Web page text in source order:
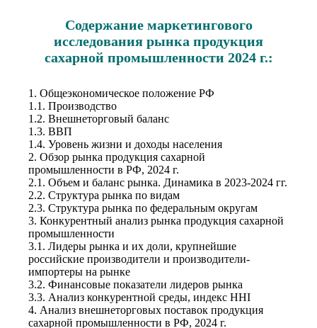
Содержание маркетингового
исследования рынка продукция
сахарной промышленности 2024 г.:
1. Общеэкономическое положение РФ
1.1. Производство
1.2. Внешнеторговый баланс
1.3. ВВП
1.4. Уровень жизни и доходы населения
2. Обзор рынка продукция сахарной
промышленности в РФ, 2024 г.
2.1. Объем и баланс рынка. Динамика в 2023-2024 гг.
2.2. Структура рынка по видам
2.3. Структура рынка по федеральным округам
3. Конкурентный анализ рынка продукция сахарной
промышленности
3.1. Лидеры рынка и их доли, крупнейшие
российские производители и производители-
импортеры на рынке
3.2. Финансовые показатели лидеров рынка
3.3. Анализ конкурентной среды, индекс HHI
4. Анализ внешнеторговых поставок продукция
сахарной промышленности в РФ, 2024 г.